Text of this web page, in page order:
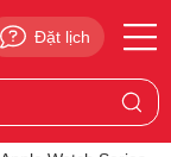
Đặt lịch